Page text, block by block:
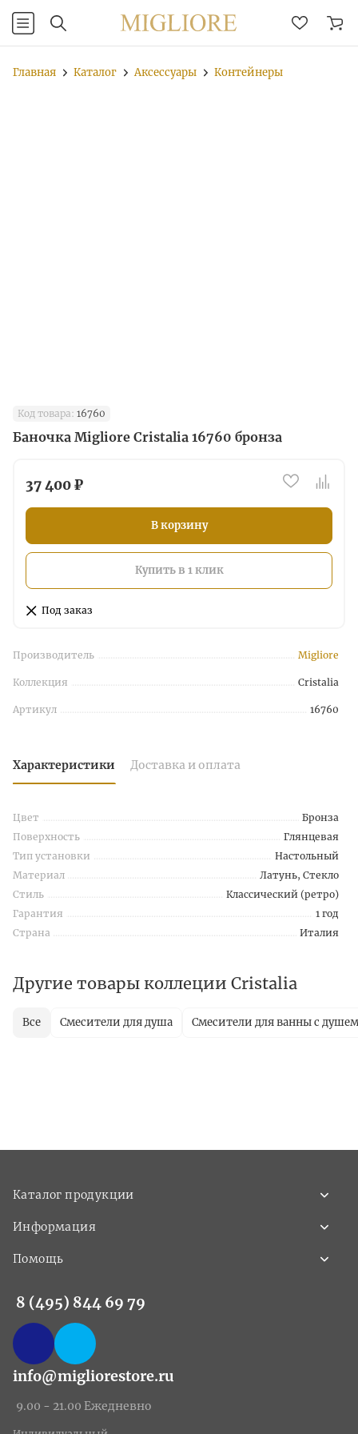
Главная Каталог Аксессуары Контейнеры
Код товара: 16760
Баночка Migliore Cristalia 16760 бронза
37 400 ₽
В корзину
Купить в 1 клик
Под заказ
Производитель Migliore
Коллекция Cristalia
Артикул 16760
Характеристики Доставка и оплата
Цвет
Бронза
Поверхность
Глянцевая
Тип установки
Настольный
Материал
Латунь, Стекло
Стиль
Классический (ретро)
Гарантия
1 год
Страна
Италия
Другие товары коллеции Cristalia
Все Смесители для душа Смесители для ванны с душем
Каталог продукции
Информация
Помощь
8 (495) 844 69 79
info@migliorestore.ru
9.00 - 21.00 Ежедневно